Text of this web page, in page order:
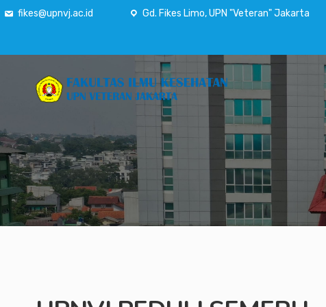
fikes@upnvj.ac.id Gd. Fikes Limo, UPN "Veteran" Jakarta